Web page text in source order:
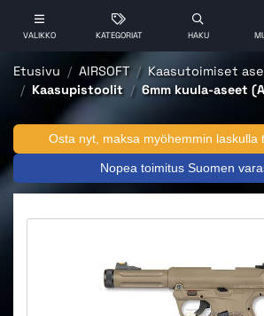
VALIKKO KATEGORIAT HAKU
Etusivu AIRSOFT
Kaasutoimiset
Kaasupistoolit
6mm kuula-aseet
Osta nyt, maksa myöhemmin laskulla
Nopea toimitus Suomen